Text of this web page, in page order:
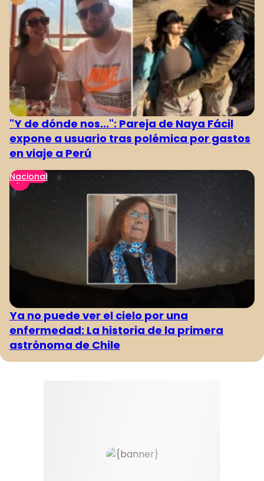
"Y de dónde nos...": Pareja de Naya Fácil
expone a usuario tras polémica por gastos
en viaje a Perú
Nacional
Ya no puede ver el cielo por una
enfermedad: La historia de la primera
astrónoma de Chile